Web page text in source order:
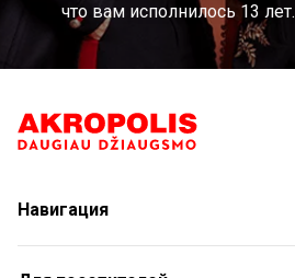
что вам исполнилось 13 лет.
Навигация
Магазины